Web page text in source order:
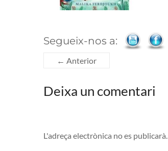
Segueix-nos a:
← Anterior
Deixa un comentari
L'adreça electrònica no es publicarà.